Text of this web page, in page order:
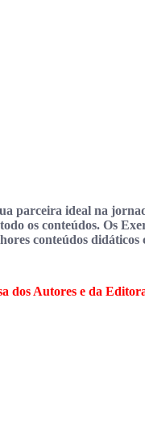
parceira ideal na
os conteúdos. Os
conteúdos
dos Autores e da